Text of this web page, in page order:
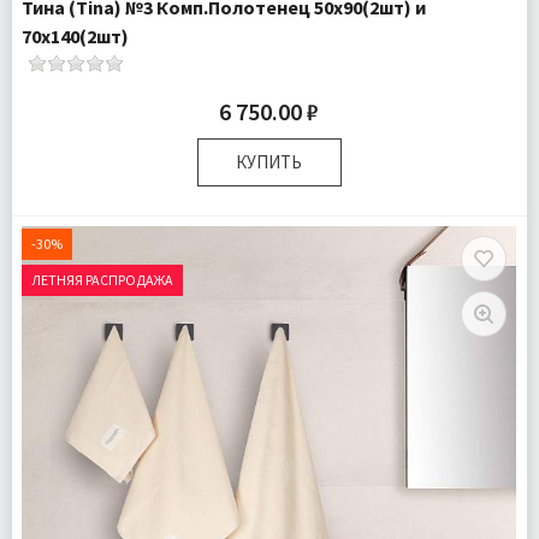
Тина (Tina) №3 Комп.Полотенец 50х90(2шт) и
70х140(2шт)
6 750.00 ₽
КУПИТЬ
Плотность:
400 гр\м
Комплектация:
Полотенца 4 шт
Ткань:
Махра
Бесплатно
-30%
ЛЕТНЯЯ РАСПРОДАЖА